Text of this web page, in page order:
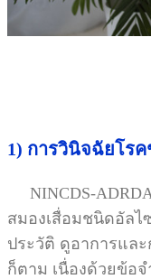
1) การวินิจฉัยโรค
NINCDS-
สมองเสื่อมชนิดอัลไ
ประวัติ ดูอาการและ
ก็ตาม เนื่องด้วยข้อ